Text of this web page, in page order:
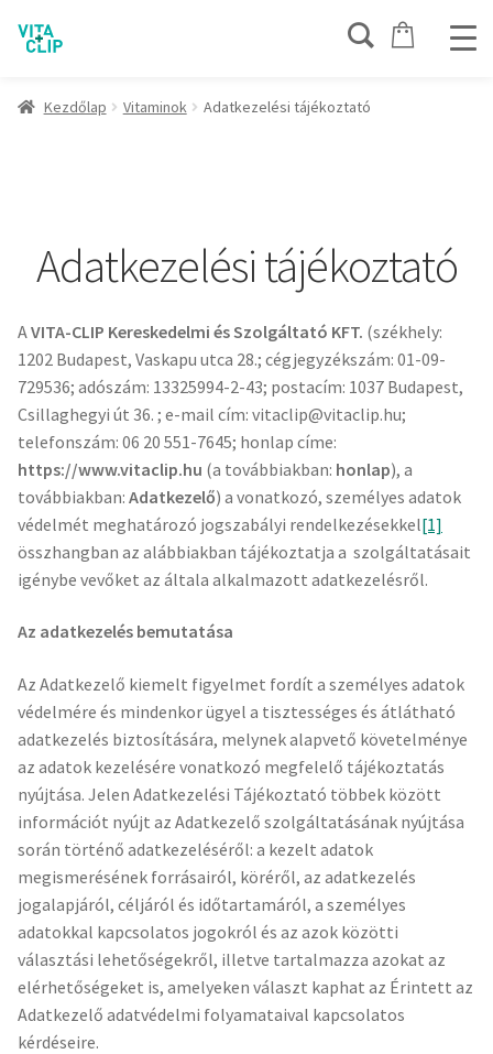
Kezdőlap Vitaminok Adatkezelési tájékoztató
Adatkezelési tájékoztató
AVITA-CLIP Kereskedelmi és Szolgáltató KFT. (székhely:
1202 Budapest, Vaskapu utca 28.; cégjegyzékszám: 01-09-
729536; adószám: 13325994-2-43; postacím: 1037 Budapest,
Csillaghegyi út 36. ; e-mail cím: vitaclip@vitaclip.hu;
telefonszám: 06 20 551-7645; honlap címe:
https://www.vitaclip.hu (a továbbiakban: honlap), a
továbbiakban: Adatkezelő) a vonatkozó, személyes adatok
védelmét meghatározó jogszabályi rendelkezésekkel[1]
összhangban az alábbiakban tájékoztatja a szolgáltatásait
igénybe vevőket az általa alkalmazott adatkezelésről.
Az adatkezelés bemutatása
Az Adatkezelő kiemelt figyelmet fordít a személyes adatok
védelmére és mindenkor ügyel a tisztességes és átlátható
adatkezelés biztosítására, melynek alapvető követelménye
az adatok kezelésére vonatkozó megfelelő tájékoztatás
nyújtása. Jelen Adatkezelési Tájékoztató többek között
információt nyújt az Adatkezelő szolgáltatásának nyújtása
során történő adatkezeléséről: a kezelt adatok
megismerésének forrásairól, köréről, az adatkezelés
jogalapjáról, céljáról és időtartamáról, a személyes
adatokkal kapcsolatos jogokról és az azok közötti
választási lehetőségekről, illetve tartalmazza azokat az
elérhetőségeket is, amelyeken választ kaphat az Érintett az
Adatkezelő adatvédelmi folyamataival kapcsolatos
kérdéseire.